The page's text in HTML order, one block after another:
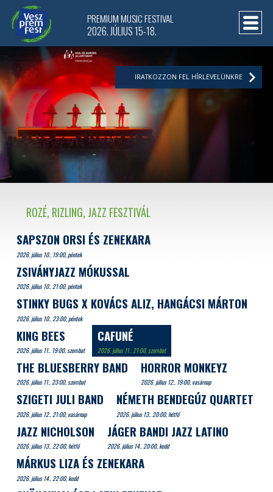
ROZÉ, RIZLING, JAZZ FESZTIVÁL
SAPSZON ORSI ÉS ZENEKARA
2026. július 10.. 19:00, péntek
ZSIVÁNYJAZZ MÓKUSSAL
2026. július 10.. 21:00, péntek
STINKY BUGS X KOVÁCS ALIZ, HANGÁCSI MÁRTON
2026. július 10.. 23:00, péntek
KING BEES
2026. július 11.. 19:00, szombat
CAFUNÉ
2026. július 11.. 21:00, szombat
THE BLUESBERRY BAND
2026. július 11.. 23:00, szombat
HORROR MONKEYZ
2026. július 12.. 19:00, vasárnap
SZIGETI JULI BAND
2026. július 12.. 21:00, vasárnap
NÉMETH BENDEGÚZ QUARTET
2026. július 13.. 20:00, hétfő
JAZZ NICHOLSON
2026. július 13.. 22:00, hétfő
JÁGER BANDI JAZZ LATINO
2026. július 14.. 20:00, kedd
MÁRKUS LIZA ÉS ZENEKARA
2026. július 14.. 22:00, kedd
PREMIUM MUSIC FESTIVAL
2026. JÚLIUS 15-18.
IRATKOZZON FEL HÍRLEVELÜNKRE